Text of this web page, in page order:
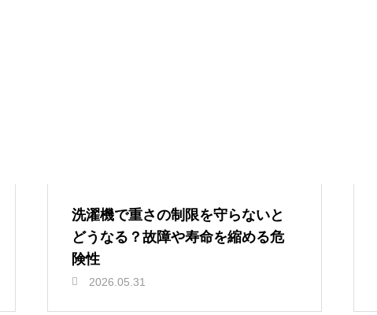
洗濯機で重さの制限を守らないと
どうなる？故障や寿命を縮める危
険性
2026.05.31